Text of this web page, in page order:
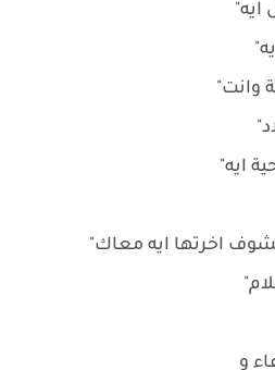
ايه"
وانت"
ايه"
اخرتها ايه معاك"
و